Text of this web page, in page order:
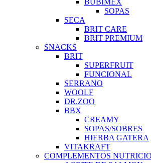
BUBIMEX
SOPAS
SECA
BRIT CARE
BRIT PREMIUM
SNACKS
BRIT
SUPERFRUIT
FUNCIONAL
SERRANO
WOOLF
DR.ZOO
BBX
CREAMY
SOPAS/SOBRES
HIERBA GATERA
VITAKRAFT
COMPLEMENTOS